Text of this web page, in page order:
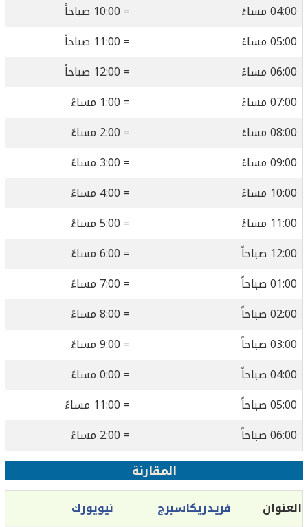
04:00 مساءً
= 10:00 صباحاً
05:00 مساءً
= 11:00 صباحاً
06:00 مساءً
= 12:00 صباحاً
07:00 مساءً
= 1:00 مساءً
08:00 مساءً
= 2:00 مساءً
09:00 مساءً
= 3:00 مساءً
10:00 مساءً
= 4:00 مساءً
11:00 مساءً
= 5:00 مساءً
12:00 صباحاً
= 6:00 مساءً
01:00 صباحاً
= 7:00 مساءً
02:00 صباحاً
= 8:00 مساءً
03:00 صباحاً
= 9:00 مساءً
04:00 صباحاً
= 0:00 مساءً
05:00 صباحاً
= 11:00 مساءً
06:00 صباحاً
= 2:00 مساءً
المقارنة
العنوان فريدريكاسبرج
نيويورك